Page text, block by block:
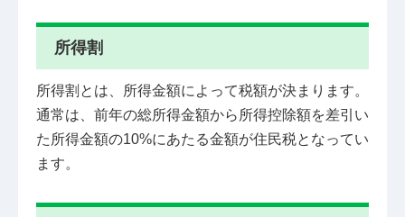
所得割
所得割とは、所得金額によって税額が決まります。
通常は、前年の総所得金額から所得控除額を差引い
た所得金額の10%にあたる金額が住民税となってい
ます。